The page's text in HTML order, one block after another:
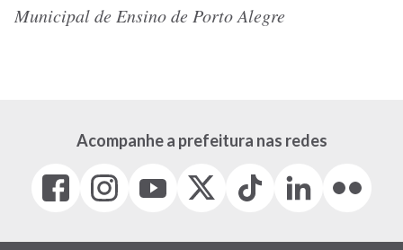
Municipal de Ensino de Porto Alegre
Acompanhe a prefeitura nas redes
Facebook
(link
em
Instagram
(link
em
(link
em
(Antigo
(link
Tiktok
(link
em
LinkedIn
(link
em
(link
em